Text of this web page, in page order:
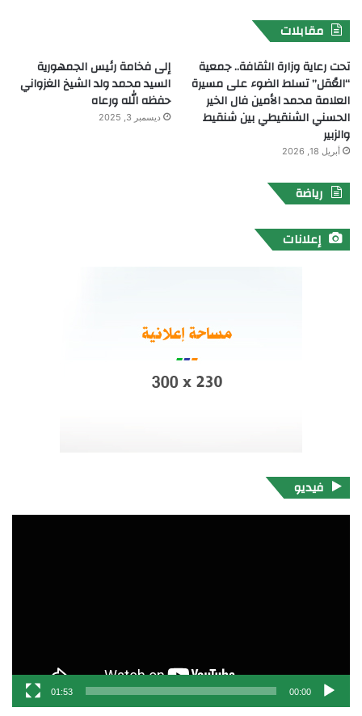
مقابلات
تحت رعاية وزارة الثقافة.. جمعية
“العُقل” تسلط الضوء على مسيرة
العلامة محمد الأمين فال الخير
الحسني الشنقيطي بين شنقيط
والزبير
أبريل 18, 2026
إلى فخامة رئيس الجمهورية
السيد محمد ولد الشيخ الغزواني
حفظه الله ورعاه
ديسمبر 3, 2025
رياضة
إعلانات
فيديو
00:00
01:53